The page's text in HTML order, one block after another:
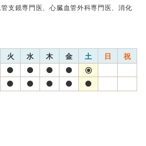
支鏡専門医、心臓血管外科専門医、消化
火 水 木 金 土 日 祝